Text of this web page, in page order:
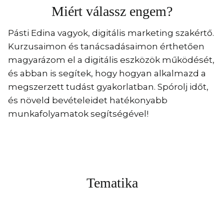
Miért válassz engem?
Pásti Edina vagyok, digitális marketing szakértő.
Kurzusaimon és tanácsadásaimon érthetően
magyarázom el a digitális eszközök működését,
és abban is segítek, hogy hogyan alkalmazd a
megszerzett tudást gyakorlatban. Spórolj időt,
és növeld bevételeidet hatékonyabb
munkafolyamatok segítségével!
Tematika